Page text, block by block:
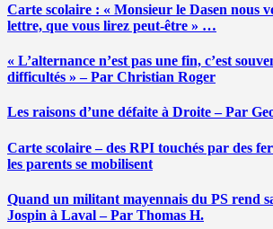
Carte scolaire : « Monsieur le Dasen nous
lettre, que vous lirez peut-être » …
« L’alternance n’est pas une fin, c’est
difficultés » – Par Christian Roger
Les raisons d’une défaite à Droite – Par
Carte scolaire – des RPI touchés par des
les parents se mobilisent
Quand un militant mayennais du PS rend
Jospin à Laval – Par Thomas H.